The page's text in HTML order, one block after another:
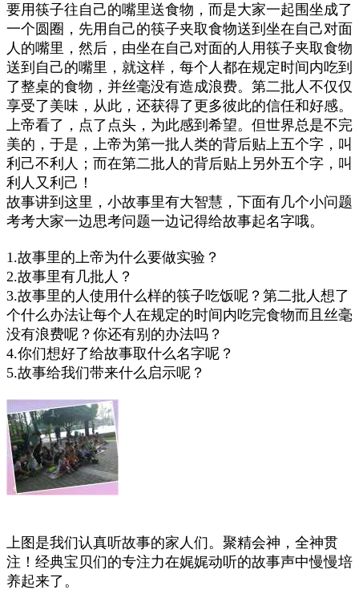
要用筷子往自己的嘴里送食物，而是大家一起围坐成了
一个圆圈，先用自己的筷子夹取食物送到坐在自己对面
人的嘴里，然后，由坐在自己对面的人用筷子夹取食物
送到自己的嘴里，就这样，每个人都在规定时间内吃到
了整桌的食物，并丝毫没有造成浪费。第二批人不仅仅
享受了美味，从此，还获得了更多彼此的信任和好感。
上帝看了，点了点头，为此感到希望。但世界总是不完
美的，于是，上帝为第一批人类的背后贴上五个字，叫
利己不利人；而在第二批人的背后贴上另外五个字，叫
利人又利己！
故事讲到这里，小故事里有大智慧，下面有几个小问题
考考大家一边思考问题一边记得给故事起名字哦。
1.故事里的上帝为什么要做实验？
2.故事里有几批人？
3.故事里的人使用什么样的筷子吃饭呢？第二批人想了
个什么办法让每个人在规定的时间内吃完食物而且丝毫
没有浪费呢？你还有别的办法吗？
4.你们想好了给故事取什么名字呢？
5.故事给我们带来什么启示呢？
上图是我们认真听故事的家人们。聚精会神，全神贯
注！经典宝贝们的专注力在娓娓动听的故事声中慢慢培
养起来了。